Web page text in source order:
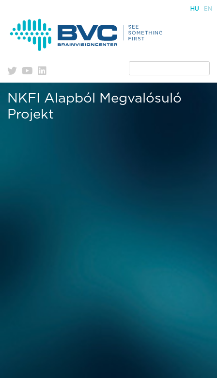
HU EN
NKFI Alapból Megvalósuló
Projekt